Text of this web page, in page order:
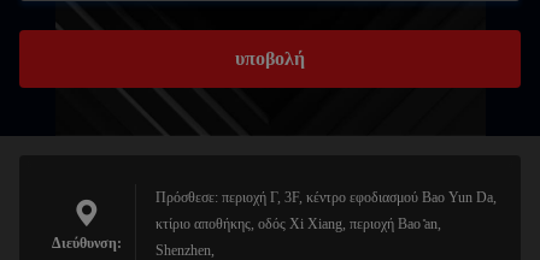
υποβολή
Διεύθυνση:
Πρόσθεσε: περιοχή Γ, 3F, κέντρο εφοδιασμού Bao Yun Da,
κτίριο αποθήκης, οδός Xi Xiang, περιοχή Bao ̊an,
Shenzhen,